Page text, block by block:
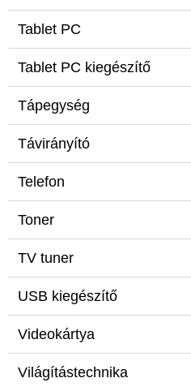
Tablet PC
Tablet PC kiegészítő
Tápegység
Távirányító
Telefon
Toner
TV tuner
USB kiegészítő
Videokártya
Világítástechnika